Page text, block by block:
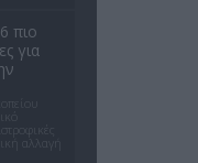
πιο
για
αλλαγή